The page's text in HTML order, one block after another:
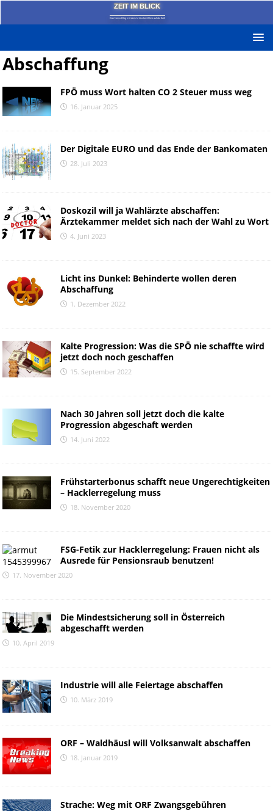
ZEIT IM BLICK
Das News-Blog mit dem kritischen Blick auf die Zeit!
Abschaffung
FPÖ muss Wort halten CO 2 Steuer muss weg
16. Januar 2025
Der Digitale EURO und das Ende der Bankomaten
28. Juli 2023
Doskozil will ja Wahlärzte abschaffen:
Ärztekammer meldet sich nach der Wahl zu Wort
4. Juni 2023
Licht ins Dunkel: Behinderte wollen deren
Abschaffung
1. Dezember 2022
Kalte Progression: Was die SPÖ nie schaffte wird
jetzt doch noch geschaffen
15. September 2022
Nach 30 Jahren soll jetzt doch die kalte
Progression abgeschaft werden
14. Juni 2022
Frühstarterbonus schafft neue Ungerechtigkeiten
– Hacklerregelung muss
18. November 2020
FSG-Fetik zur Hacklerregelung: Frauen nicht als
Ausrede für Pensionsraub benutzen!
17. November 2020
Die Mindestsicherung soll in Österreich
abgeschafft werden
10. April 2019
Industrie will alle Feiertage abschaffen
10. März 2019
ORF – Waldhäusl will Volksanwalt abschaffen
18. Januar 2019
Strache: Weg mit ORF Zwangsgebühren